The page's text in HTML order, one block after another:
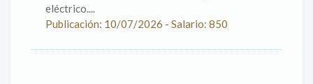
eléctrico....
Publicación: 10/07/2026 - Salario: 850